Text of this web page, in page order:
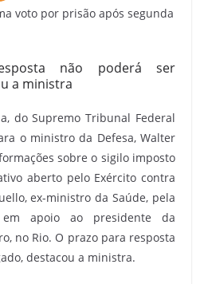
voto por prisão após segunda
não poderá ser
a ministra
do Supremo Tribunal Federal
o ministro da Defesa, Walter
sobre o sigilo imposto
aberto pelo Exército contra
ex-ministro da Saúde, pela
apoio ao presidente da
no Rio. O prazo para resposta
destacou a ministra.